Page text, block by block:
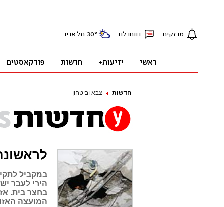
חדשות צבא וביטחון
במקביל
הירי לעבר
בחצר בית.
המועצה